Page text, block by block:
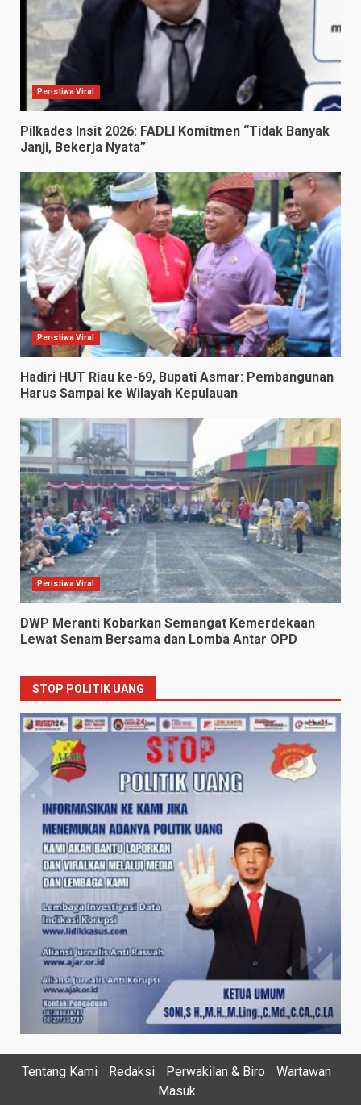
Peristiwa Viral
Pilkades Insit 2026: FADLI Komitmen “Tidak Banyak
Janji, Bekerja Nyata”
Peristiwa Viral
Hadiri HUT Riau ke-69, Bupati Asmar: Pembangunan
Harus Sampai ke Wilayah Kepulauan
Peristiwa Viral
DWP Meranti Kobarkan Semangat Kemerdekaan
Lewat Senam Bersama dan Lomba Antar OPD
STOP POLITIK UANG
Tentang Kami Redaksi Perwakilan & Biro
Wartawan
Masuk